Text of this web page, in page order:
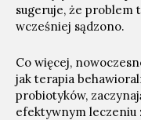
sugeruje, że problem
wcześniej sądzono.
Co więcej,
jak terapia
probiotyków,
efektywnym leczeniu